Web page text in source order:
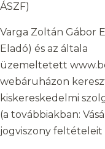
ÁSZF)
Varga Zoltán Gábor
Eladó) és az általa
üzemeltetett
webáruházon
kiskereskedelmi
(a továbbiakban:
jogviszony feltételeit